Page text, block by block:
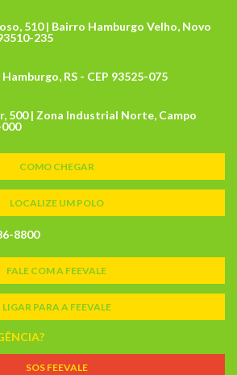
510 | Bairro Hamburgo Velho, Novo
235
RS - CEP 93525-075
500 | Zona Industrial Norte, Campo
000
COMO CHEGAR
LOCALIZE UM POLO
8800
FALE COM A FEEVALE
LIGAR PARA A FEEVALE
SOS FEEVALE